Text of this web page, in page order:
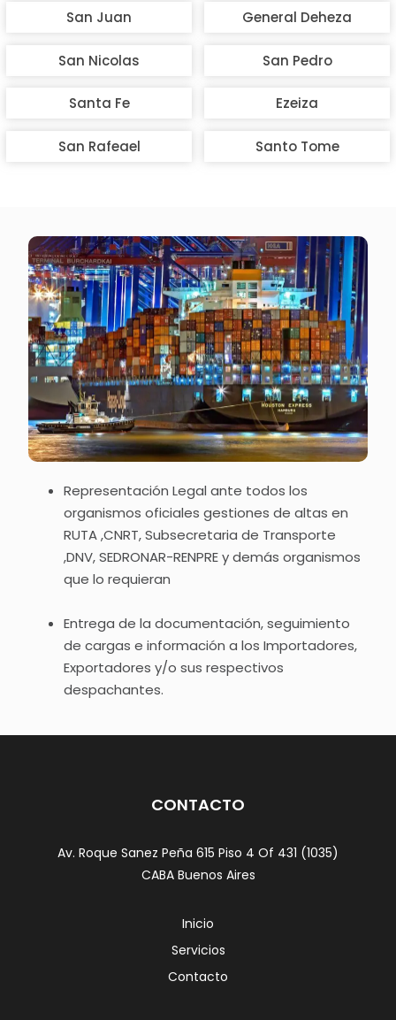
San Juan General Deheza
San Nicolas San Pedro
Santa Fe Ezeiza
San Rafeael Santo Tome
Representación Legal ante todos los
organismos oficiales gestiones de altas en
RUTA ,CNRT, Subsecretaria de Transporte
,DNV, SEDRONAR-RENPRE y demás organismos
que lo requieran
Entrega de la documentación, seguimiento
de cargas e información a los Importadores,
Exportadores y/o sus respectivos
despachantes.
CONTACTO
Av. Roque Sanez Peña 615 Piso 4 Of 431 (1035)
CABA Buenos Aires
Inicio
Servicios
Contacto